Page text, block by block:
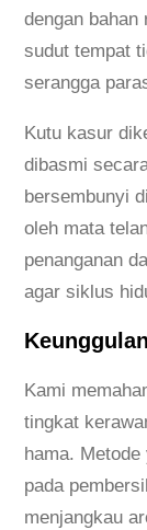
dengan
sudut tempat
serangga
Kutu kasur
dibasmi
bersembunyi
oleh mata
penanganan
agar siklus
Kami
tingkat
hama.
pada
menjangkau